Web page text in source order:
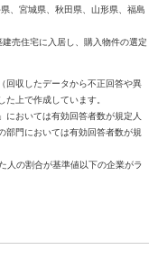
、宮城県、秋田県、山形県、福島
売住宅に入居し、購入物件の選定
回収したデータから不正回答や異
上で作成しています。
おいては有効回答者数が規定人
部門においては有効回答者数が規
人の割合が基準値以下の企業がラ